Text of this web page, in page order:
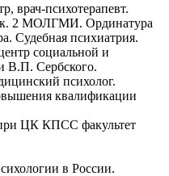
врач-психотерапевт.
2 МОЛГМИ. Ординатура
Судебная психиатрия.
социальной и
В.П. Сербского.
психолог.
квалификации
ЦК КПСС факультет
в России.